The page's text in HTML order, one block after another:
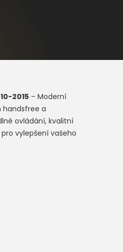
2015 – Moderní
handsfree a
ovládání, kvalitní
vylepšení vašeho